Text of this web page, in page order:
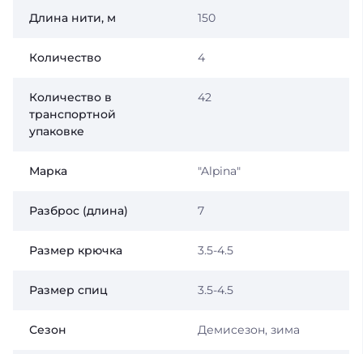
Длина нити, м 150
Количество 4
Количество в
транспортной
упаковке
42
Марка "Alpina"
Разброс (длина) 7
Размер крючка 3.5-4.5
Размер спиц 3.5-4.5
Сезон Демисезон, зима